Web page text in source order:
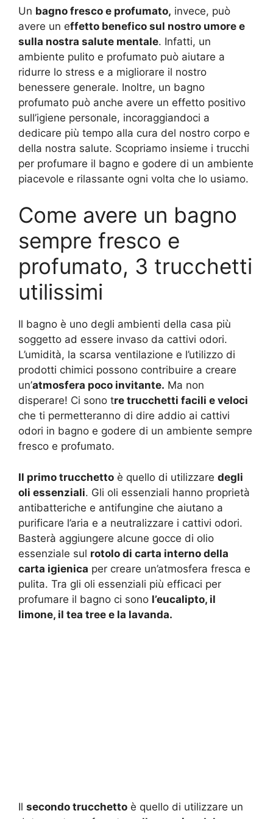
Un bagno fresco e profumato, invece, può
avere un effetto benefico sul nostro umore e
sulla nostra salute mentale. Infatti, un
ambiente pulito e profumato può aiutare a
ridurre lo stress e a migliorare il nostro
benessere generale. Inoltre, un bagno
profumato può anche avere un effetto positivo
sull’igiene personale, incoraggiandoci a
dedicare più tempo alla cura del nostro corpo e
della nostra salute. Scopriamo insieme i trucchi
per profumare il bagno e godere di un ambiente
piacevole e rilassante ogni volta che lo usiamo.
Come avere un bagno
sempre fresco e
profumato, 3 trucchetti
utilissimi
Il bagno è uno degli ambienti della casa più
soggetto ad essere invaso da cattivi odori.
L’umidità, la scarsa ventilazione e l’utilizzo di
prodotti chimici possono contribuire a creare
un’atmosfera poco invitante. Ma non
disperare! Ci sono tre trucchetti facili e veloci
che ti permetteranno di dire addio ai cattivi
odori in bagno e godere di un ambiente sempre
fresco e profumato.
Il primo trucchetto è quello di utilizzare degli
oli essenziali. Gli oli essenziali hanno proprietà
antibatteriche e antifungine che aiutano a
purificare l’aria e a neutralizzare i cattivi odori.
Basterà aggiungere alcune gocce di olio
essenziale sul rotolo di carta interno della
carta igienica per creare un’atmosfera fresca e
pulita. Tra gli oli essenziali più efficaci per
profumare il bagno ci sono l’eucalipto, il
limone, il tea tree e la lavanda.
Il secondo trucchetto è quello di utilizzare un